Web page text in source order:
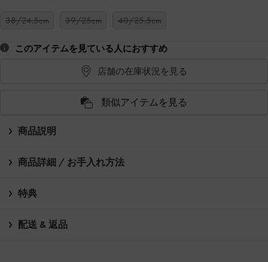
38/24.5cm 39/25cm 40/25.5cm
このアイテムを見ている人におすすめ
店舗の在庫状況を見る
類似アイテムを見る
商品説明
商品詳細 / お手入れ方法
特典
配送 & 返品